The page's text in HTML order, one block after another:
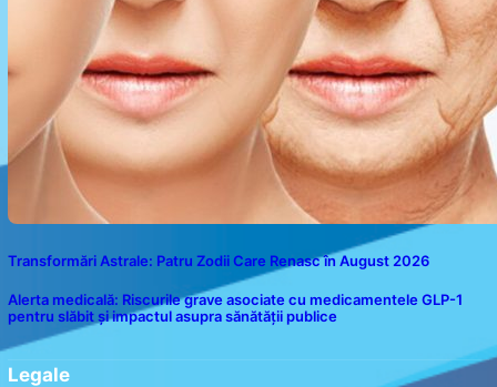
Transformări Astrale: Patru Zodii Care Renasc în August 2026
Alerta medicală: Riscurile grave asociate cu medicamentele GLP-1
pentru slăbit și impactul asupra sănătății publice
Legale